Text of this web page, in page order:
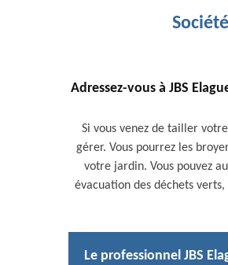
Adressez-vous à JBS
Si vous venez de tailler
gérer. Vous pourrez les
votre jardin. Vous pouvez
évacuation des déchets
Le professionnel JBS